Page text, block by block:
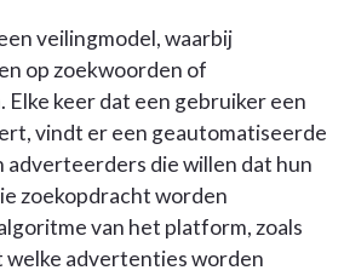
veilingmodel, waarbij
op zoekwoorden of
keer dat een gebruiker een
vindt er een geautomatiseerde
adverteerders die willen dat hun
zoekopdracht worden
van het platform, zoals
welke advertenties worden